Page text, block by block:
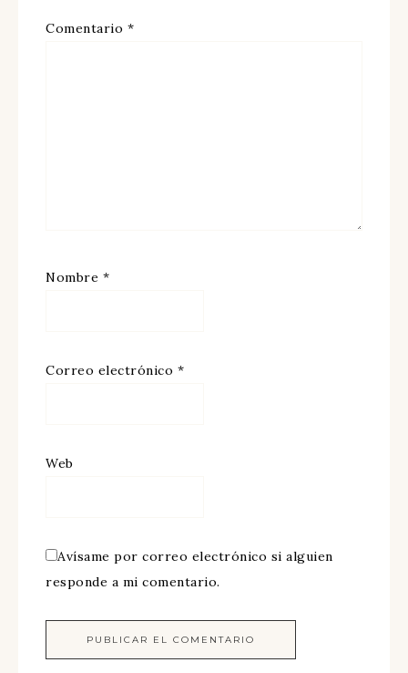
Comentario *
Nombre *
Correo electrónico *
Web
Avísame por correo electrónico si alguien
responde a mi comentario.